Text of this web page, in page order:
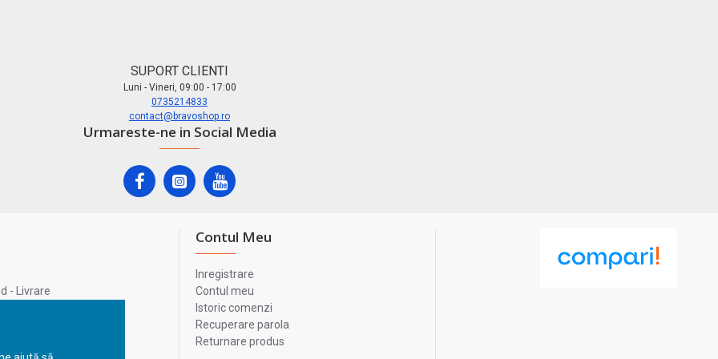
SUPORT CLIENTI
Luni - Vineri, 09:00 - 17:00
0735214833
contact@bravoshop.ro
Urmareste-ne in Social Media
- Livrare
Contul Meu
Inregistrare
Contul meu
Istoric comenzi
Recuperare parola
Returnare produs